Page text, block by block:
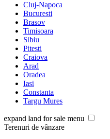
Cluj-Napoca
Bucuresti
Brasov
Timisoara
Sibiu
Pitesti
Craiova
Arad
Oradea
Iasi
Constanta
Targu Mures
expand land for sale menu
Terenuri de vânzare